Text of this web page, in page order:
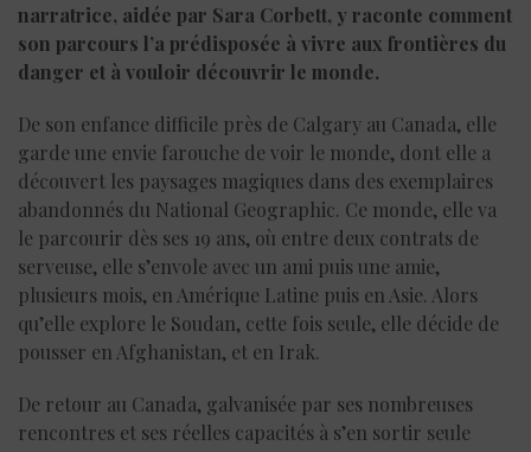
narratrice, aidée par Sara Corbett, y raconte comment
son parcours l’a prédisposée à vivre aux frontières du
danger et à vouloir découvrir le monde.
De son enfance difficile près de Calgary au Canada, elle
garde une envie farouche de voir le monde, dont elle a
découvert les paysages magiques dans des exemplaires
abandonnés du National Geographic. Ce monde, elle va
le parcourir dès ses 19 ans, où entre deux contrats de
serveuse, elle s’envole avec un ami puis une amie,
plusieurs mois, en Amérique Latine puis en Asie. Alors
qu’elle explore le Soudan, cette fois seule, elle décide de
pousser en Afghanistan, et en Irak.
De retour au Canada, galvanisée par ses nombreuses
rencontres et ses réelles capacités à s’en sortir seule